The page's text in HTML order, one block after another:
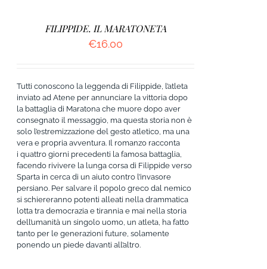
FILIPPIDE. IL MARATONETA
€16.00
Tutti conoscono la leggenda di Filippide, l’atleta
inviato ad Atene per annunciare la vittoria dopo
la battaglia di Maratona che muore dopo aver
consegnato il messaggio, ma questa storia non è
solo l’estremizzazione del gesto atletico, ma una
vera e propria avventura. Il romanzo racconta
i quattro giorni precedenti la famosa battaglia,
facendo rivivere la lunga corsa di Filippide verso
Sparta in cerca di un aiuto contro l’invasore
persiano. Per salvare il popolo greco dal nemico
si schiereranno potenti alleati nella drammatica
lotta tra democrazia e tirannia e mai nella storia
dell’umanità un singolo uomo, un atleta, ha fatto
tanto per le generazioni future, solamente
ponendo un piede davanti all’altro.